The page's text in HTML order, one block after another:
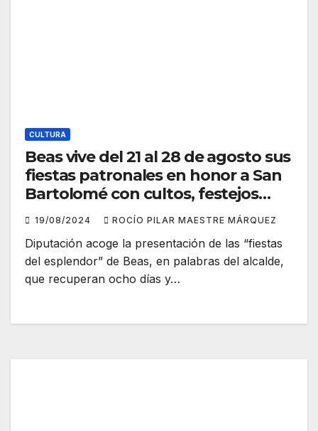
CULTURA
Beas vive del 21 al 28 de agosto sus
fiestas patronales en honor a San
Bartolomé con cultos, festejos
taurinos y feria
19/08/2024 ROCÍO PILAR MAESTRE MÁRQUEZ
Diputación acoge la presentación de las “fiestas
del esplendor” de Beas, en palabras del alcalde,
que recuperan ocho días y…